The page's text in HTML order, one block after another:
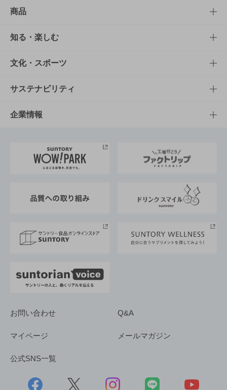
商品
商品TOP
商品一覧
商品発売情報
栄養成分一覧
知る・楽しむ
知る・楽しむTOP
キャンペーン
工場見学
地域情報
文化・スポーツ
文化・スポーツTOP
サントリーホール
サントリーサンバーズ大阪
サステナビリティ
サステナビリティTOP
サントリーが考えるサステナビリティ経営
企業情報
企業概要
採用情報
お問い合わせ Q&A
マイページ メールマガジン
公式SNS一覧